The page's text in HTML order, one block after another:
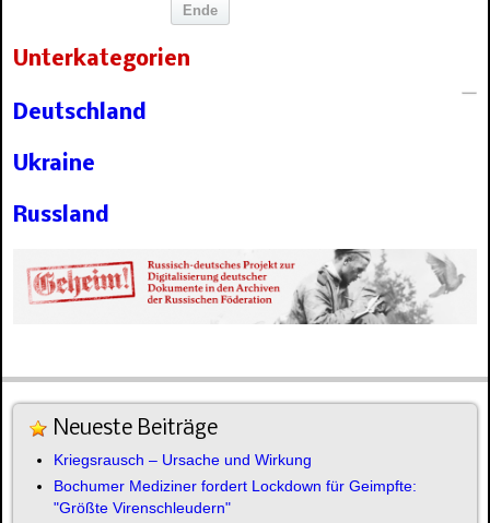
Ende
Unterkategorien
Deutschland
Ukraine
Russland
Neueste Beiträge
Kriegsrausch – Ursache und Wirkung
Bochumer Mediziner fordert Lockdown für Geimpfte:
"Größte Virenschleudern"